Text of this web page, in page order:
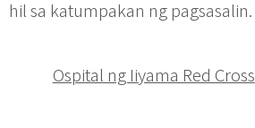
hil sa katumpakan ng pagsasalin.
Ospital ng Iiyama Red Cross